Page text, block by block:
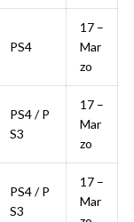
PS4
17 –
Mar
zo
PS4 / P
S3
17 –
Mar
zo
PS4 / P
S3
17 –
Mar